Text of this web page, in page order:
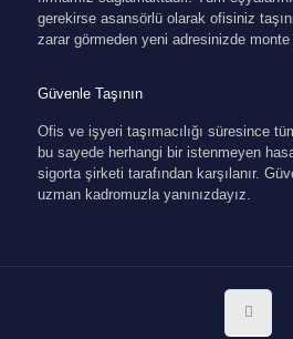
gerekirse asansörlü olarak ofisiniz
zarar görmeden yeni adresinizde monte
Güvenle Taşının
Ofis ve işyeri taşımacılığı süresince
bu sayede herhangi bir istenmeyen
sigorta şirketi tarafından karşılanır.
uzman kadromuzla yanınızdayız.